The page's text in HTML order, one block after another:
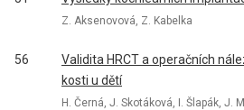
Z. Aksenovová, Z. Kabelka
56
Validita HRCT a operačních
kosti u dětí
H. Černá, J. Skotáková, I. Šlapák, J.